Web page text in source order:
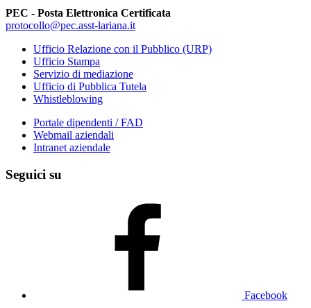
PEC - Posta Elettronica Certificata
protocollo@pec.asst-lariana.it
Ufficio Relazione con il Pubblico (URP)
Ufficio Stampa
Servizio di mediazione
Ufficio di Pubblica Tutela
Whistleblowing
Portale dipendenti / FAD
Webmail aziendali
Intranet aziendale
Seguici su
Facebook